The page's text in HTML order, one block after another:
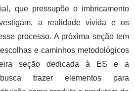
que pressupõe o imbricamento
a realidade vivida e os
processo. A próxima seção tem
e caminhos metodológicos
seção dedicada à ES e a
busca trazer elementos para